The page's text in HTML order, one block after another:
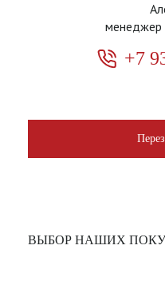
менеджер
+7
ВЫБОР НАШИХ